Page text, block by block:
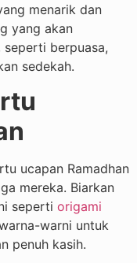
menarik dan
yang akan
seperti berpuasa,
sedekah.
ucapan Ramadhan
mereka. Biarkan
seperti origami
warni untuk
penuh kasih.